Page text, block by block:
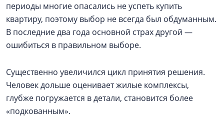
периоды многие опасались не успеть купить
квартиру, поэтому выбор не всегда был обдуманным.
В последние два года основной страх другой —
ошибиться в правильном выборе.
Существенно увеличился цикл принятия решения.
Человек дольше оценивает жилые комплексы,
глубже погружается в детали, становится более
«подкованным».